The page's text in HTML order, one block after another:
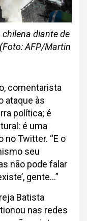
diante de
AFP/Martin
comentarista
ataque às
política; é
é uma
no Twitter. “E o
seu
não pode falar
gente…”
Batista
nas redes